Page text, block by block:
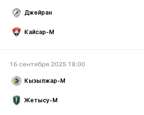
Джейран
Кайсар-М
16 сентября 2025 18:00
Кызылжар-М
Жетысу-М